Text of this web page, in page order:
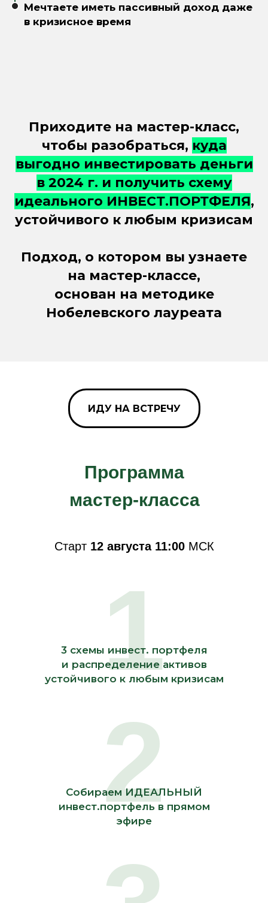
Мечтаете иметь пассивный доход даже
в кризисное время
Приходите на мастер-класс,
чтобы разобраться, куда
выгодно инвестировать деньги
в 2024 г. и получить схему
идеального ИНВЕСТ.ПОРТФЕЛЯ,
устойчивого к любым кризисам
Подход, о котором вы узнаете
на мастер-классе,
основан на методике
Нобелевского лауреата
ИДУ НА ВСТРЕЧУ
2
1
3 схемы инвест. портфеля
и распределение активов
устойчивого к любым кризисам
Собираем ИДЕАЛЬНЫЙ
инвест.портфель в прямом
эфире
Программа
мастер-класса
Старт 12 августа 11:00МСК